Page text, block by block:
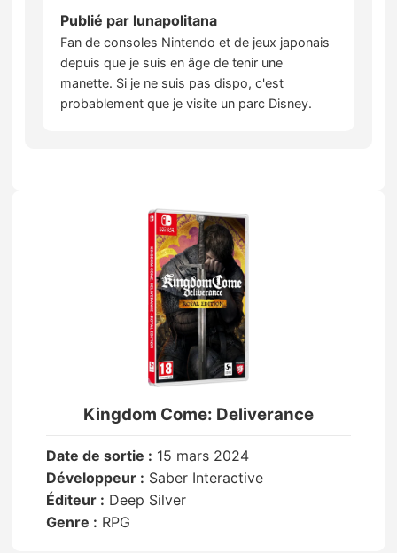
Publié par lunapolitana
Fan de consoles Nintendo et de jeux japonais
depuis que je suis en âge de tenir une
manette. Si je ne suis pas dispo, c'est
probablement que je visite un parc Disney.
Kingdom Come: Deliverance
Date de sortie : 15 mars 2024
Développeur : Saber Interactive
Éditeur : Deep Silver
Genre : RPG